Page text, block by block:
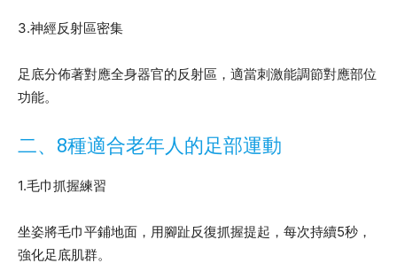
3.神經反射區密集
足底分佈著對應全身器官的反射區，適當刺激能調節對應部位
功能。
二、8種適合老年人的足部運動
1.毛巾抓握練習
坐姿將毛巾平鋪地面，用腳趾反復抓握提起，每次持續5秒，
強化足底肌群。